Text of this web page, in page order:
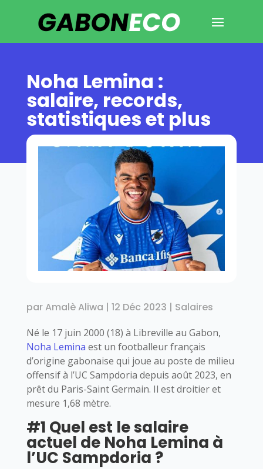
Noha Lemina :
salaire, records,
statistiques et plus
parAmalè Aliwa | 12 Déc 2023 | Salaires
Né le 17 juin 2000 (18) à Libreville au Gabon,
Noha Lemina est un footballeur français
d’origine gabonaise qui joue au poste de milieu
offensif à l’UC Sampdoria depuis août 2023, en
prêt du Paris-Saint Germain. Il est droitier et
mesure 1,68 mètre.
#1 Quel est le salaire
actuel de Noha Lemina à
l’UC Sampdoria ?